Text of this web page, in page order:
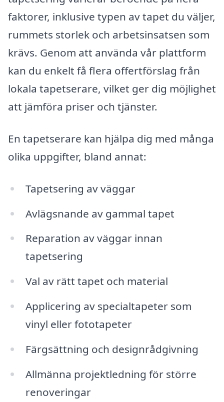
faktorer, inklusive typen av tapet du väljer,
rummets storlek och arbetsinsatsen som
krävs. Genom att använda vår plattform
kan du enkelt få flera offertförslag från
lokala tapetserare, vilket ger dig möjlighet
att jämföra priser och tjänster.
En tapetserare kan hjälpa dig med många
olika uppgifter, bland annat:
Tapetsering av väggar
Avlägsnande av gammal tapet
Reparation av väggar innan
tapetsering
Val av rätt tapet och material
Applicering av specialtapeter som
vinyl eller fototapeter
Färgsättning och designrådgivning
Allmänna projektledning för större
renoveringar